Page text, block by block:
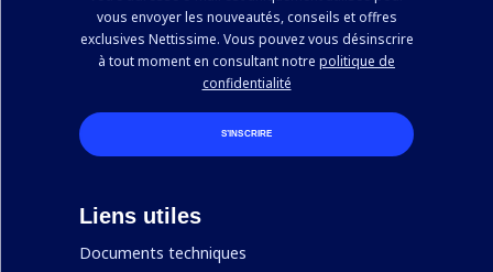
vous envoyer les nouveautés, conseils et offres
exclusives Nettissime. Vous pouvez vous désinscrire
à tout moment en consultant notre politique de
confidentialité
S’INSCRIRE
Liens utiles
Documents techniques